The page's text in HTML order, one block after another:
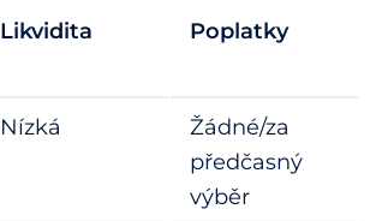
Likvidita Poplatky
Nízká
Žádné/za
předčasný
výběr